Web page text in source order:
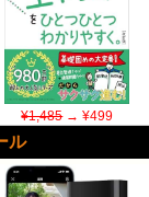
¥1,485→ ¥499
ル